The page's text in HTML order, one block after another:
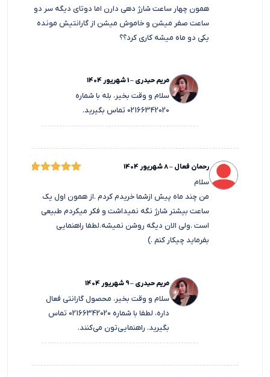
همون چهار ساعت شارژ دهی دارن اما دوتای دیگه سر دو
ساعت صفر میشن و خاموش میشن از گارانتیش مونده
یکی دو ماه میشه کاری کرد؟؟
مریم حیدری –1 شهریور 1404
سلام و وقت بخیر، بله با شماره
02166342020 تماس بگیرید.
از 5
رحمان فعال –8 شهریور 1404
سلام
من چند ماه پیش ازشما خریدم کردم .از همون اول یک
ساعت بیشتر شارژ نگه نمیداشت و فکر میکردم طبیعی
است .ولی الان دیگه روشن نمیشه.لطفا راهنمایی
بفرماید چیکار کنم .)
مریم حیدری –9 شهریور 1404
سلام و وقت بخیر، محصول گارانتی فعال
داره، لطفا با شماره 02166342020 تماس
بگیرید. راهنمایی‌تون می‌کنند.